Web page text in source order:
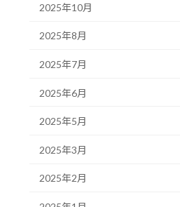
2025年10月
2025年8月
2025年7月
2025年6月
2025年5月
2025年3月
2025年2月